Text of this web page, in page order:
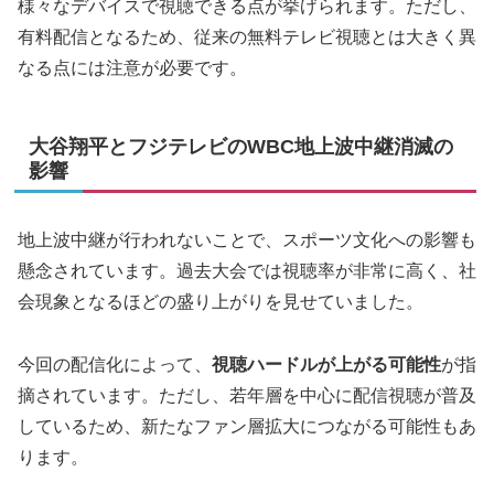
様々なデバイスで視聴できる点が挙げられます。ただし、
有料配信となるため、従来の無料テレビ視聴とは大きく異
なる点には注意が必要です。
大谷翔平とフジテレビのWBC地上波中継消滅の
影響
地上波中継が行われないことで、スポーツ文化への影響も
懸念されています。過去大会では視聴率が非常に高く、社
会現象となるほどの盛り上がりを見せていました。
今回の配信化によって、 視聴ハードルが上がる可能性が指
摘されています。ただし、若年層を中心に配信視聴が普及
しているため、新たなファン層拡大につながる可能性もあ
ります。